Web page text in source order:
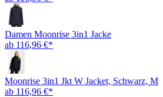
Damen Moonrise 3in1 Jacke
ab 116,96 €*
Moonrise 3in1 Jkt W Jacket, Schwarz, M
ab 116,96 €*